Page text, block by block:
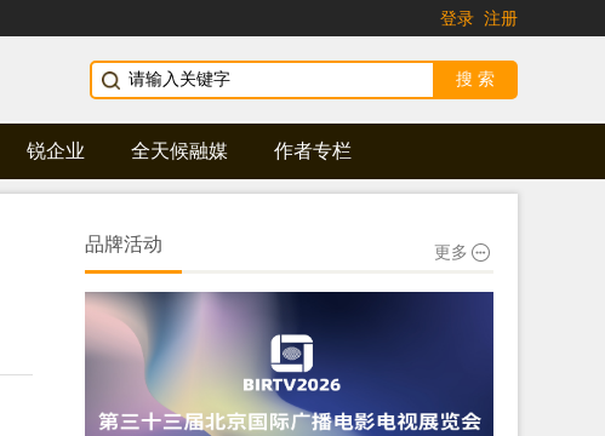
登录 注册
锐企业 全天候融媒 作者专栏
品牌活动 更多